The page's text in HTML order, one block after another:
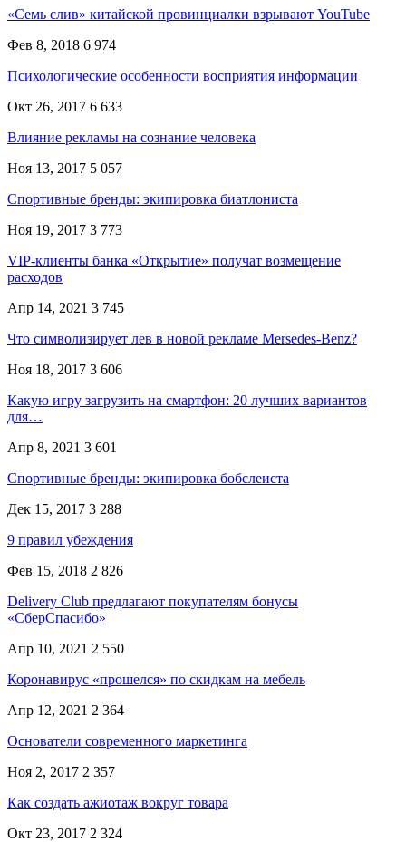
«Семь слив» китайской провинциалки взрывают YouTube
Фев 8, 2018 6 974
Психологические особенности восприятия информации
Окт 26, 2017 6 633
Влияние рекламы на сознание человека
Ноя 13, 2017 5 057
Спортивные бренды: экипировка биатлониста
Ноя 19, 2017 3 773
VIP-клиенты банка «Открытие» получат возмещение
расходов
Апр 14, 2021 3 745
Что символизирует лев в новой рекламе Mersedes-Benz?
Ноя 18, 2017 3 606
Какую игру загрузить на смартфон: 20 лучших вариантов
для…
Апр 8, 2021 3 601
Спортивные бренды: экипировка бобслеиста
Дек 15, 2017 3 288
9 правил убеждения
Фев 15, 2018 2 826
Delivery Club предлагают покупателям бонусы
«СберСпасибо»
Апр 10, 2021 2 550
Коронавирус «прошелся» по скидкам на мебель
Апр 12, 2021 2 364
Основатели современного маркетинга
Ноя 2, 2017 2 357
Как создать ажиотаж вокруг товара
Окт 23, 2017 2 324